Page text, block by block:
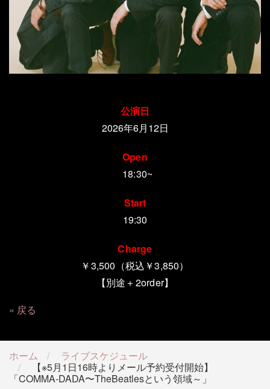
公演日
2026年6月12日
Open
18:30~
Start
19:30
Charge
￥3,500（税込￥3,850）
【別途＋2order】
戻る
ホーム
ライブスケジュール
【※5月1日16時よりメール予約受付開始】
「COMMA-DADA〜TheBeatlesという領域～」